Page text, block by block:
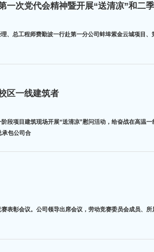
次党代会精神暨开展“送清凉”和二
区一线建筑者
项目建筑现场开展“送清凉”慰问活动，给奋战在高温一
承包公司合
彰会议。公司领导出席会议，劳动竞赛委员会成员、